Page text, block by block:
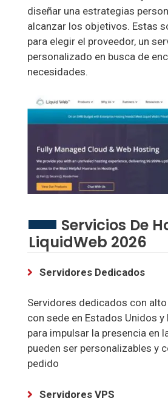
diseñar una estrategias
alcanzar los objetivos. Estas
para elegir el proveedor, un
personalizado en busca de
necesidades.
Servicios De
LiquidWeb 2026
Servidores Dedicados
Servidores dedicados con
con sede en Estados Unidos y
para impulsar la presencia en
pueden ser personalizables y
pedido
Servidores VPS